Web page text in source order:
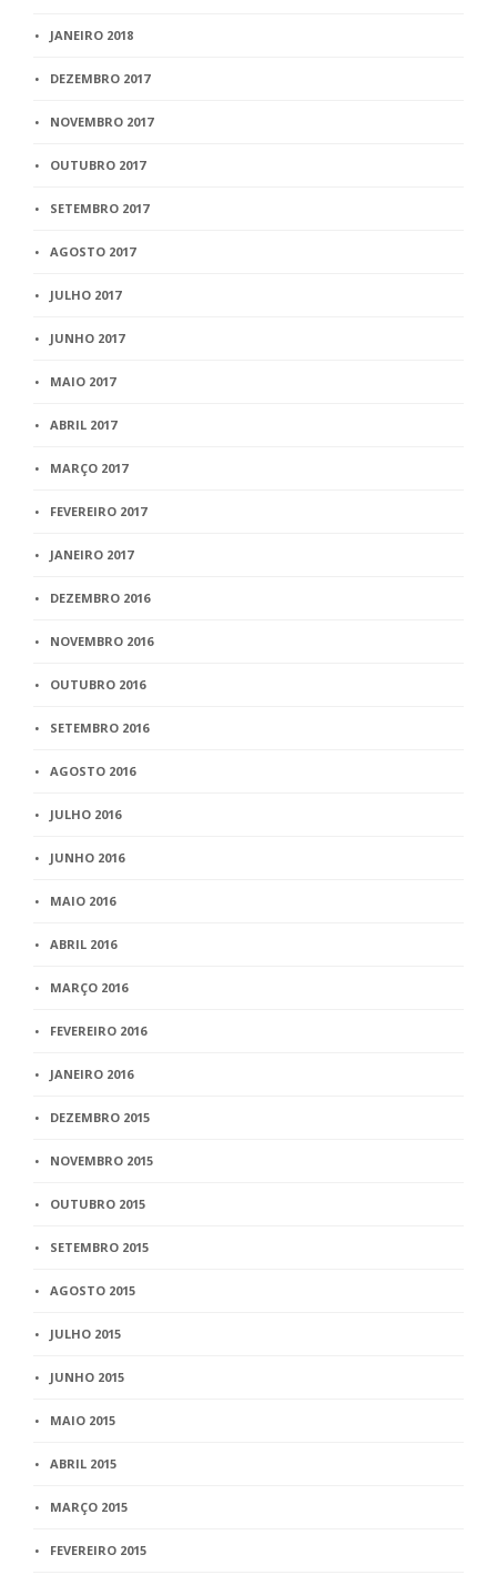
JANEIRO 2018
DEZEMBRO 2017
NOVEMBRO 2017
OUTUBRO 2017
SETEMBRO 2017
AGOSTO 2017
JULHO 2017
JUNHO 2017
MAIO 2017
ABRIL 2017
MARÇO 2017
FEVEREIRO 2017
JANEIRO 2017
DEZEMBRO 2016
NOVEMBRO 2016
OUTUBRO 2016
SETEMBRO 2016
AGOSTO 2016
JULHO 2016
JUNHO 2016
MAIO 2016
ABRIL 2016
MARÇO 2016
FEVEREIRO 2016
JANEIRO 2016
DEZEMBRO 2015
NOVEMBRO 2015
OUTUBRO 2015
SETEMBRO 2015
AGOSTO 2015
JULHO 2015
JUNHO 2015
MAIO 2015
ABRIL 2015
MARÇO 2015
FEVEREIRO 2015